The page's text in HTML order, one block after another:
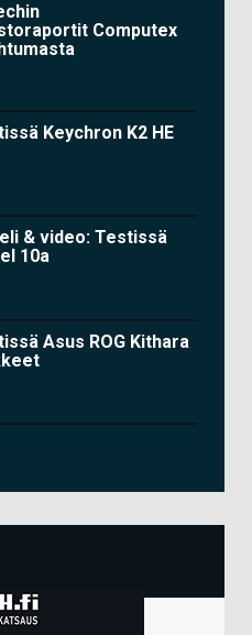
Computex
Keychron K2 HE
& video: Testissä
10a
Asus ROG Kithara